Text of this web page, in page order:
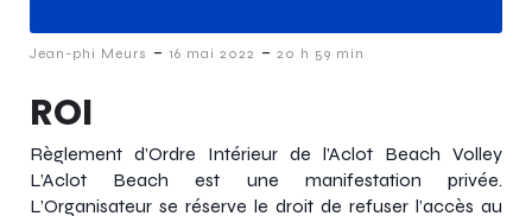
Jean-phi Meurs - 16 mai 2022 - 20 h 59 min
ROI
Règlement d’Ordre Intérieur de l’Aclot Beach Volley
L’Aclot Beach est une manifestation privée.
L’Organisateur se réserve le droit de refuser l’accès au